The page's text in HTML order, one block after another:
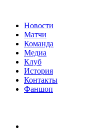
Новости
Матчи
Команда
Медиа
Клуб
История
Контакты
Фаншоп